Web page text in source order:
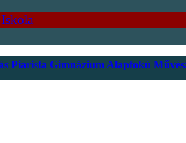
Piarista Gimnázium Alapfokú